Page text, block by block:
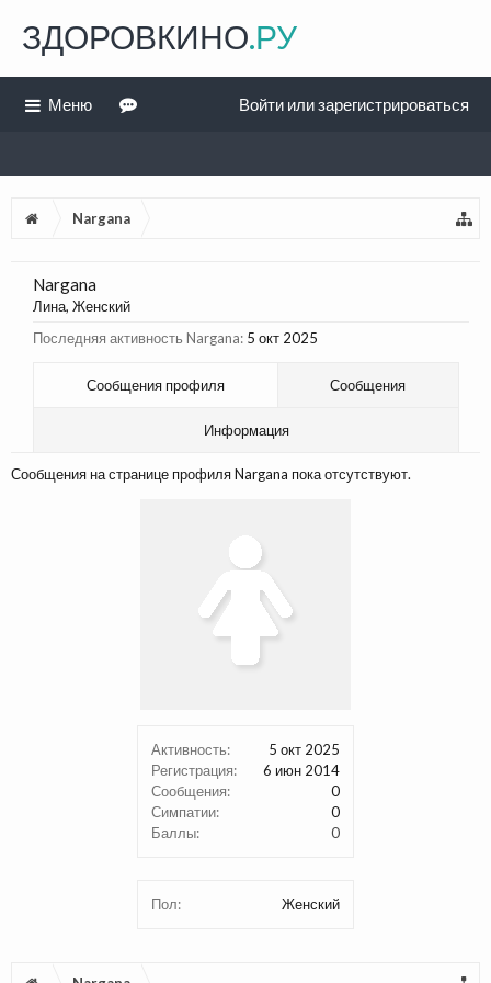
Nargana
Активность:
5 окт 2025
Регистрация:
6 июн 2014
Сообщения:
0
Симпатии:
0
Баллы:
0
Пол: Женский
Nargana
Лина, Женский
Последняя активность Nargana: 5 окт 2025
Сообщения профиля Сообщения
Информация
Сообщения на странице профиля Nargana пока отсутствуют.
ЗДОРОВКИНО.РУ
Меню Войти или зарегистрироваться